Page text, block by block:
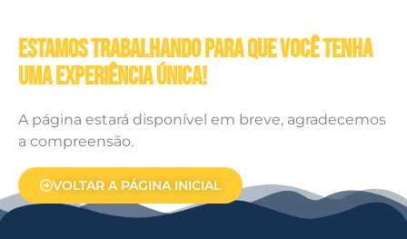
ESTAMOS TRABALHANDO PARA QUE VOCÊ TENHA
UMA EXPERIÊNCIA ÚNICA!
A página estará disponível em breve, agradecemos
a compreensão.
VOLTAR A PÁGINA INICIAL